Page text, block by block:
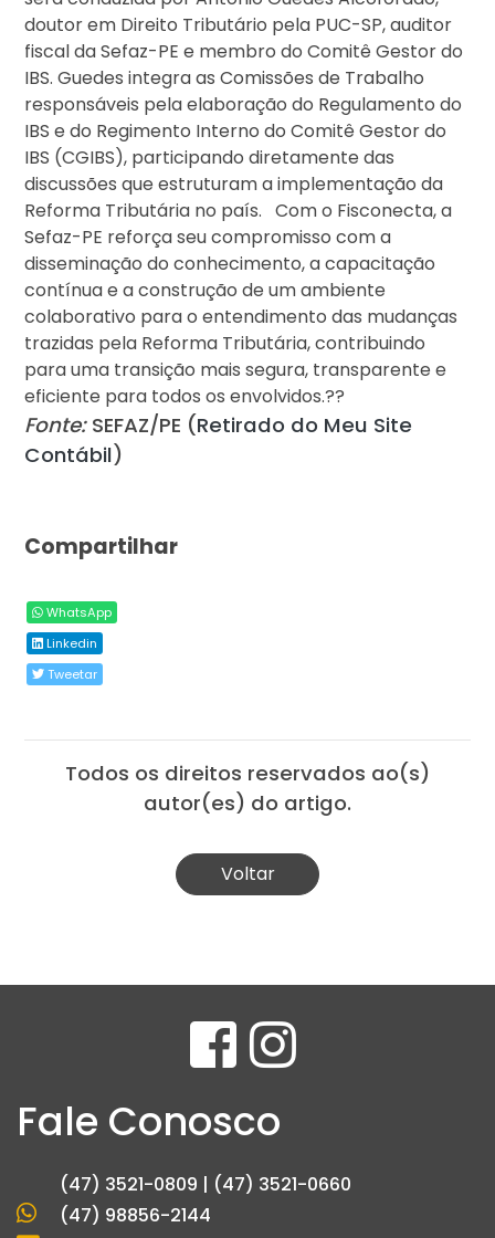
doutor em Direito Tributário pela PUC-SP, auditor
fiscal da Sefaz-PE e membro do Comitê Gestor do
IBS. Guedes integra as Comissões de Trabalho
responsáveis pela elaboração do Regulamento do
IBS e do Regimento Interno do Comitê Gestor do
IBS (CGIBS), participando diretamente das
discussões que estruturam a implementação da
Reforma Tributária no país. Com o Fisconecta, a
Sefaz-PE reforça seu compromisso com a
disseminação do conhecimento, a capacitação
contínua e a construção de um ambiente
colaborativo para o entendimento das mudanças
trazidas pela Reforma Tributária, contribuindo
para uma transição mais segura, transparente e
eficiente para todos os envolvidos.??
Fonte:SEFAZ/PE (Retirado do Meu Site
Contábil)
Compartilhar
WhatsApp
Linkedin
Tweetar
Todos os direitos reservados ao(s)
autor(es) do artigo.
Voltar
Fale Conosco
(47) 3521-0809 | (47) 3521-0660
(47) 98856-2144